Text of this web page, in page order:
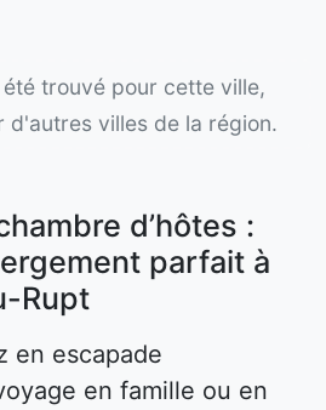
trouvé pour cette ville,
d'autres villes de la région.
d’hôtes :
parfait à
Rupt
en escapade
en famille ou en